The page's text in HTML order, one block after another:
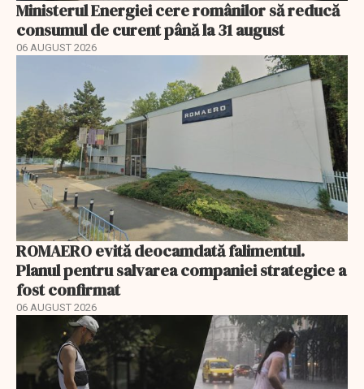
Ministerul Energiei cere românilor să reducă
consumul de curent până la 31 august
06 AUGUST 2026
ROMAERO evită deocamdată falimentul.
Planul pentru salvarea companiei strategice a
fost confirmat
06 AUGUST 2026